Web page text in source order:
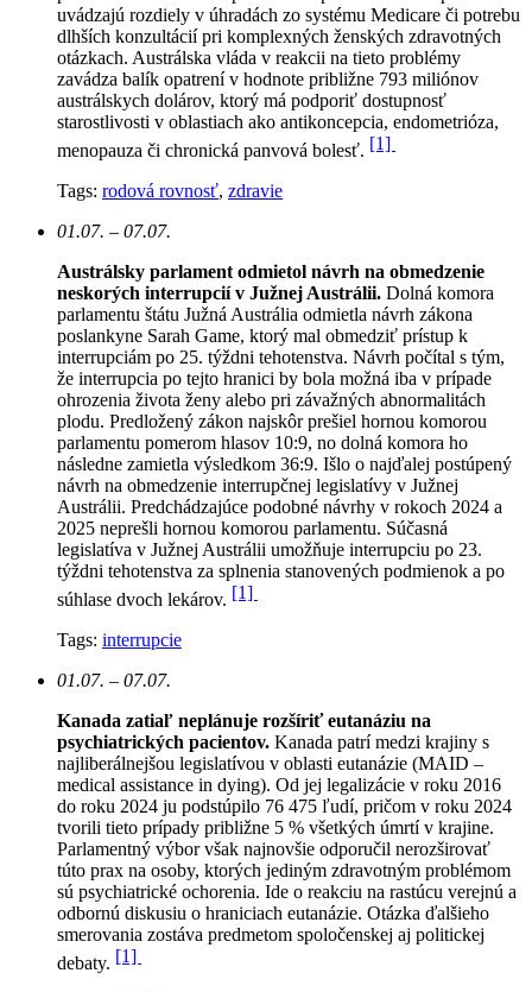
uvádzajú rozdiely v úhradách zo systému Medicare či potrebu
dlhších konzultácií pri komplexných ženských zdravotných
otázkach. Austrálska vláda v reakcii na tieto problémy
zavádza balík opatrení v hodnote približne 793 miliónov
austrálskych dolárov, ktorý má podporiť dostupnosť
starostlivosti v oblastiach ako antikoncepcia, endometrióza,
menopauza či chronická panvová bolesť. [1]
Tags: rodová rovnosť, zdravie
01.07. – 07.07.
Austrálsky parlament odmietol návrh na obmedzenie
neskorých interrupcií v Južnej Austrálii. Dolná komora
parlamentu štátu Južná Austrália odmietla návrh zákona
poslankyne Sarah Game, ktorý mal obmedziť prístup k
interrupciám po 25. týždni tehotenstva. Návrh počítal s tým,
že interrupcia po tejto hranici by bola možná iba v prípade
ohrozenia života ženy alebo pri závažných abnormalitách
plodu. Predložený zákon najskôr prešiel hornou komorou
parlamentu pomerom hlasov 10:9, no dolná komora ho
následne zamietla výsledkom 36:9. Išlo o najďalej postúpený
návrh na obmedzenie interrupčnej legislatívy v Južnej
Austrálii. Predchádzajúce podobné návrhy v rokoch 2024 a
2025 neprešli hornou komorou parlamentu. Súčasná
legislatíva v Južnej Austrálii umožňuje interrupciu po 23.
týždni tehotenstva za splnenia stanovených podmienok a po
súhlase dvoch lekárov. [1]
Tags: interrupcie
01.07. – 07.07.
Kanada zatiaľ neplánuje rozšíriť eutanáziu na
psychiatrických pacientov. Kanada patrí medzi krajiny s
najliberálnejšou legislatívou v oblasti eutanázie (MAID –
medical assistance in dying). Od jej legalizácie v roku 2016
do roku 2024 ju podstúpilo 76 475 ľudí, pričom v roku 2024
tvorili tieto prípady približne 5 % všetkých úmrtí v krajine.
Parlamentný výbor však najnovšie odporučil nerozširovať
túto prax na osoby, ktorých jediným zdravotným problémom
sú psychiatrické ochorenia. Ide o reakciu na rastúcu verejnú a
odbornú diskusiu o hraniciach eutanázie. Otázka ďalšieho
smerovania zostáva predmetom spoločenskej aj politickej
debaty. [1]